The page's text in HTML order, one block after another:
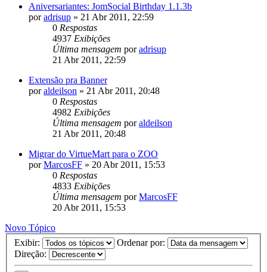
Aniversariantes: JomSocial Birthday 1.1.3b
poradrisup » 21 Abr 2011, 22:59
0 Respostas
4937 Exibições
Última mensagem poradrisup
21 Abr 2011, 22:59
Extensão pra Banner
poraldeilson » 21 Abr 2011, 20:48
0 Respostas
4982 Exibições
Última mensagem poraldeilson
21 Abr 2011, 20:48
Migrar do VirtueMart para o ZOO
porMarcosFF » 20 Abr 2011, 15:53
0 Respostas
4833 Exibições
Última mensagem porMarcosFF
20 Abr 2011, 15:53
Novo Tópico
Exibir:
Ordenar por:
Direção: